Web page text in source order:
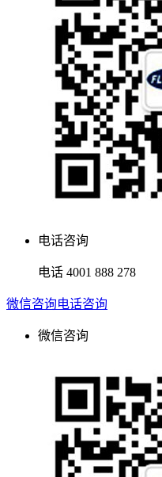
电话咨询
电话 4001 888 278
微信咨询电话咨询
微信咨询